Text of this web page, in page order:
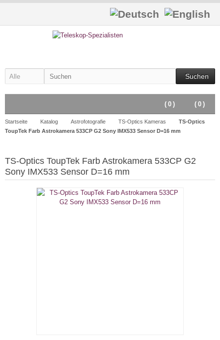
Suchen
( 0 )
( 0 )
Startseite Katalog Astrofotografie TS-Optics Kameras
TS-Optics
ToupTek Farb Astrokamera 533CP G2 Sony IMX533 Sensor D=16 mm
TS-Optics ToupTek Farb Astrokamera 533CP G2
Sony IMX533 Sensor D=16 mm